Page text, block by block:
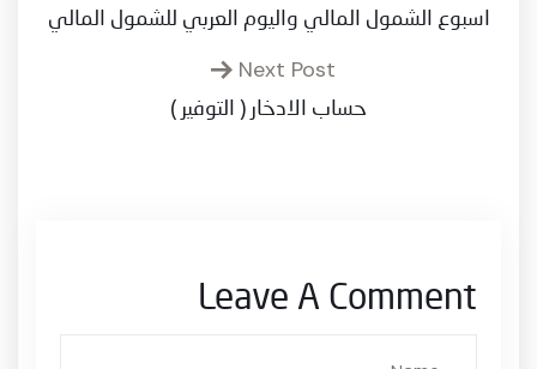
اسبوع الشمول المالي واليوم العربي للشمول المالي
Next Post
حساب الادخار ( التوفير )
Leave A Comment